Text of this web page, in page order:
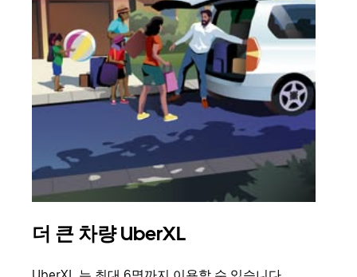
더 큰 차량 UberXL